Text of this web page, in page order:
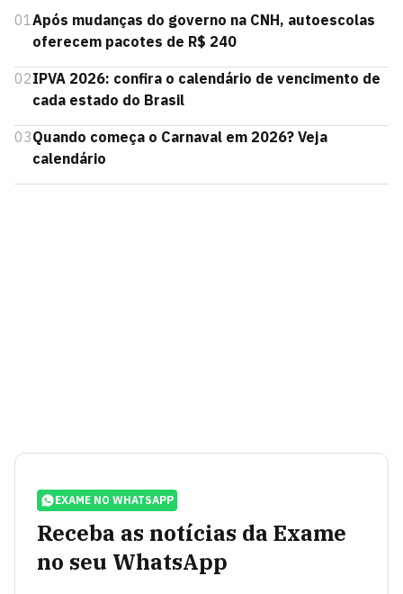
01Após mudanças do governo na CNH, autoescolas
oferecem pacotes de R$ 240
02IPVA 2026: confira o calendário de vencimento de
cada estado do Brasil
03Quando começa o Carnaval em 2026? Veja
calendário
EXAME NO WHATSAPP
Receba as notícias da Exame
no seu WhatsApp